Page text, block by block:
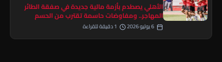
الأهلي يصطدم بأزمة مالية جديدة في صفقة الطائر
المهاجر.. ومفاوضات حاسمة تقترب من الحسم